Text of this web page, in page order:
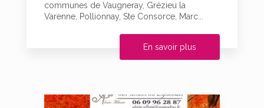
communes de Vaugneray, Grézieu la
Varenne, Pollionnay, Ste Consorce, Marc...
En savoir plus